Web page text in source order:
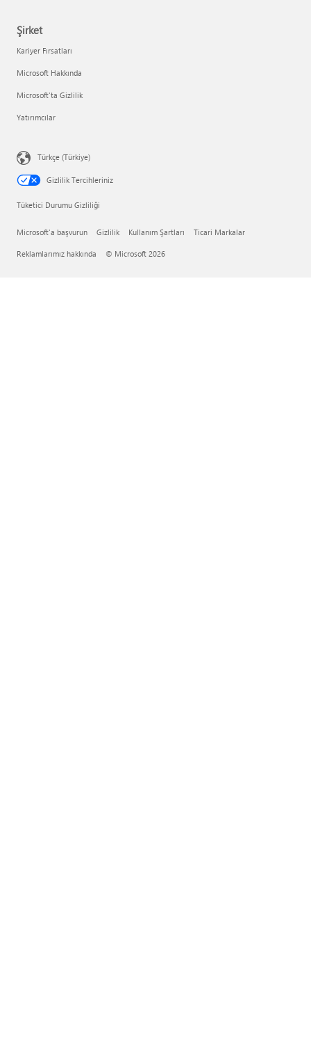
Şirket
Kariyer Fırsatları
Microsoft Hakkında
Microsoft'ta Gizlilik
Yatırımcılar
Türkçe (Türkiye)
Gizlilik Tercihleriniz
Tüketici Durumu Gizliliği
Microsoft'a başvurun Gizlilik Kullanım Şartları Ticari Markalar
Reklamlarımız hakkında © Microsoft 2026